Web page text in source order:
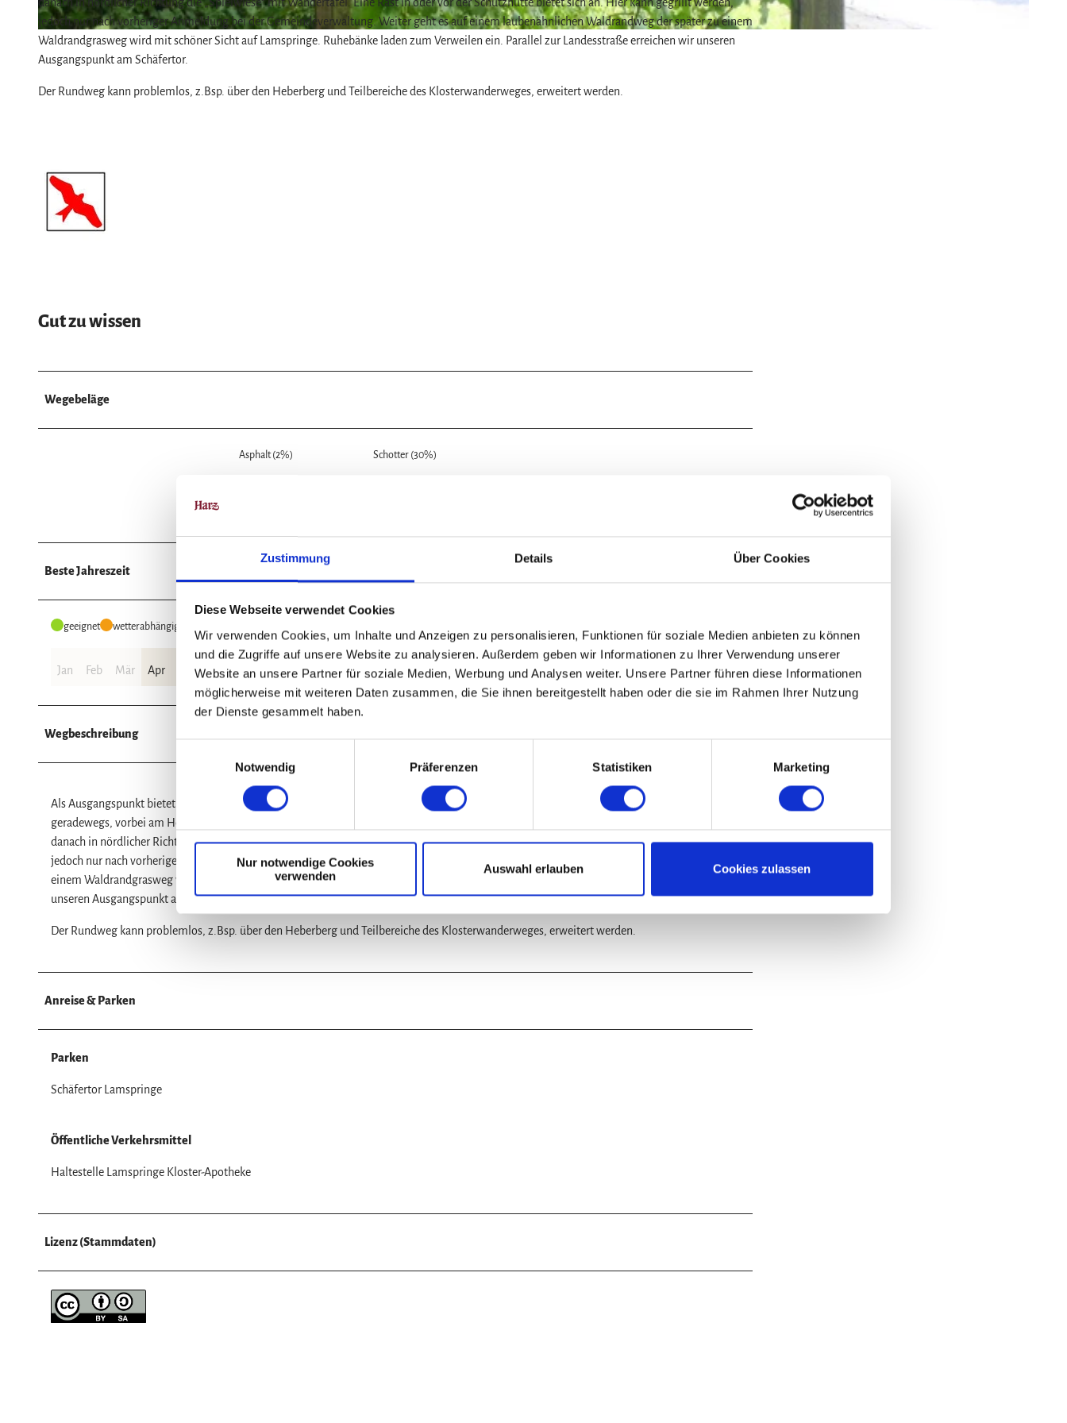
Zustimmung Details Über Cookies
Diese Webseite verwendet Cookies
Wir verwenden Cookies, um Inhalte und Anzeigen zu personalisieren, Funktionen für soziale Medien anbieten zu können
und die Zugriffe auf unsere Website zu analysieren. Außerdem geben wir Informationen zu Ihrer Verwendung unserer
Website an unsere Partner für soziale Medien, Werbung und Analysen weiter. Unsere Partner führen diese Informationen
möglicherweise mit weiteren Daten zusammen, die Sie ihnen bereitgestellt haben oder die sie im Rahmen Ihrer Nutzung
der Dienste gesammelt haben.
i
i
l
l
i
g
n
s
s
Notwendig Präferenzen Statistiken Marketing
Nur notwendige Cookies
verwenden
Auswahl erlauben Cookies zulassen
© Lars Liensdorf, Harz: Magische Gebirgswelt
jedoch nur nach vorheriger Anmeldung bei der Gemeindeverwaltung. Weiter geht es auf einem laubenähnlichen Waldrandweg der später zu einem
Waldrandgrasweg wird mit schöner Sicht auf Lamspringe. Ruhebänke laden zum Verweilen ein. Parallel zur Landesstraße erreichen wir unseren
Ausgangspunkt am Schäfertor.
Der Rundweg kann problemlos, z.Bsp. über den Heberberg und Teilbereiche des Klosterwanderweges, erweitert werden.
Gut zu wissen
Wegebeläge
Asphalt (2%) Schotter (30%)
Beste Jahreszeit
geeignet wetterabhängig
Jan Feb Mär Apr Mai Jun Jul Aug Sep Okt Nov Dez
Wegbeschreibung
Als Ausgangspunkt bietet sich das Schäfertor am Ortsausgang Richtung Rhüden an. Wir beginnen am Schäfertor bergan am Hang des Hebers
geradewegs, vorbei am Heberkreuz bis zum Trompeter. Hier biegen wir links ab, parallel der Waldkante , überqueren die L466 und erreichen
danach in nördlicher Richtung die „Spielwiese“ mit Wandertafel. Eine Rast in oder vor der Schutzhütte bietet sich an. Hier kann gegrillt werden,
jedoch nur nach vorheriger Anmeldung bei der Gemeindeverwaltung. Weiter geht es auf einem laubenähnlichen Waldrandweg der später zu
einem Waldrandgrasweg wird mit schöner Sicht auf Lamspringe. Ruhebänke laden zum Verweilen ein. Parallel zur Landesstraße erreichen wir
unseren Ausgangspunkt am Schäfertor.
Der Rundweg kann problemlos, z.Bsp. über den Heberberg und Teilbereiche des Klosterwanderweges, erweitert werden.
Anreise & Parken
Parken
Schäfertor Lamspringe
Öffentliche Verkehrsmittel
Haltestelle Lamspringe Kloster-Apotheke
Lizenz (Stammdaten)